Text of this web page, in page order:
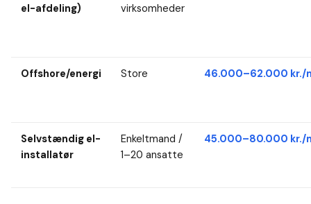
el-afdeling)
virksomheder
Offshore/energi Store 46.000–62.000 kr./
Selvstændig el-
installatør
Enkeltmand /
1–20 ansatte
45.000–80.000 kr./